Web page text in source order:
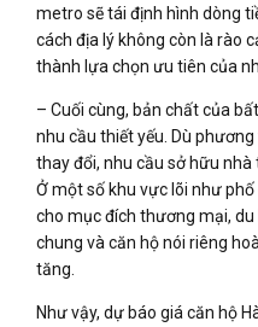
metro sẽ tái định hình dòng
cách địa lý không còn là rào
thành lựa chọn ưu tiên của
– Cuối cùng, bản chất của
nhu cầu thiết yếu. Dù
thay đổi, nhu cầu sở hữu nhà
Ở một số khu vực lõi như
cho mục đích thương mại,
chung và căn hộ nói riêng
tăng.
Như vậy, dự báo giá căn hộ